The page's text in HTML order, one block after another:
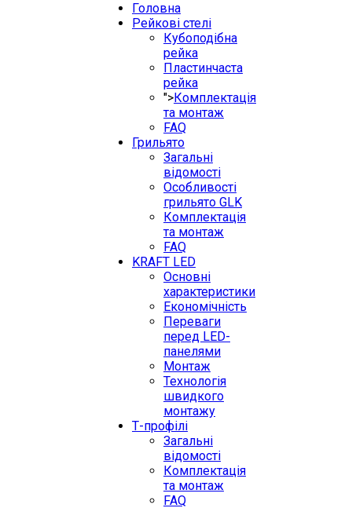
Головна
Рейкові стелі
Кубоподібна
рейка
Пластинчаста
рейка
">Комплектація
та монтаж
FAQ
Грильято
Загальні
відомості
Особливості
грильято GLK
Комплектація
та монтаж
FAQ
KRAFT LED
Основні
характеристики
Економічність
Переваги
перед LED-
панелями
Монтаж
Технологія
швидкого
монтажу
Т-профілі
Загальні
відомості
Комплектація
та монтаж
FAQ